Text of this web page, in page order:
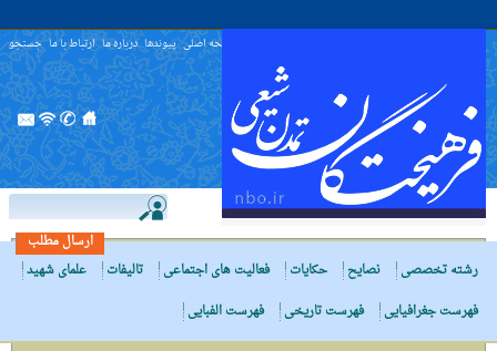
صفحه اصلی پیوندها درباره ما ارتباط با ما جستجو
ارسال مطلب
رشته تخصصی
نصایح حکایات فعالیت های اجتماعی تالیفات
علمای شهید
فهرست جغرافیایی
فهرست تاریخی فهرست الفبایی